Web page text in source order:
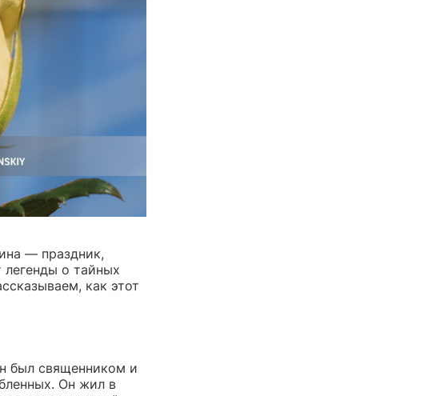
— праздник,
о тайных
как этот
был священником и
Он жил в